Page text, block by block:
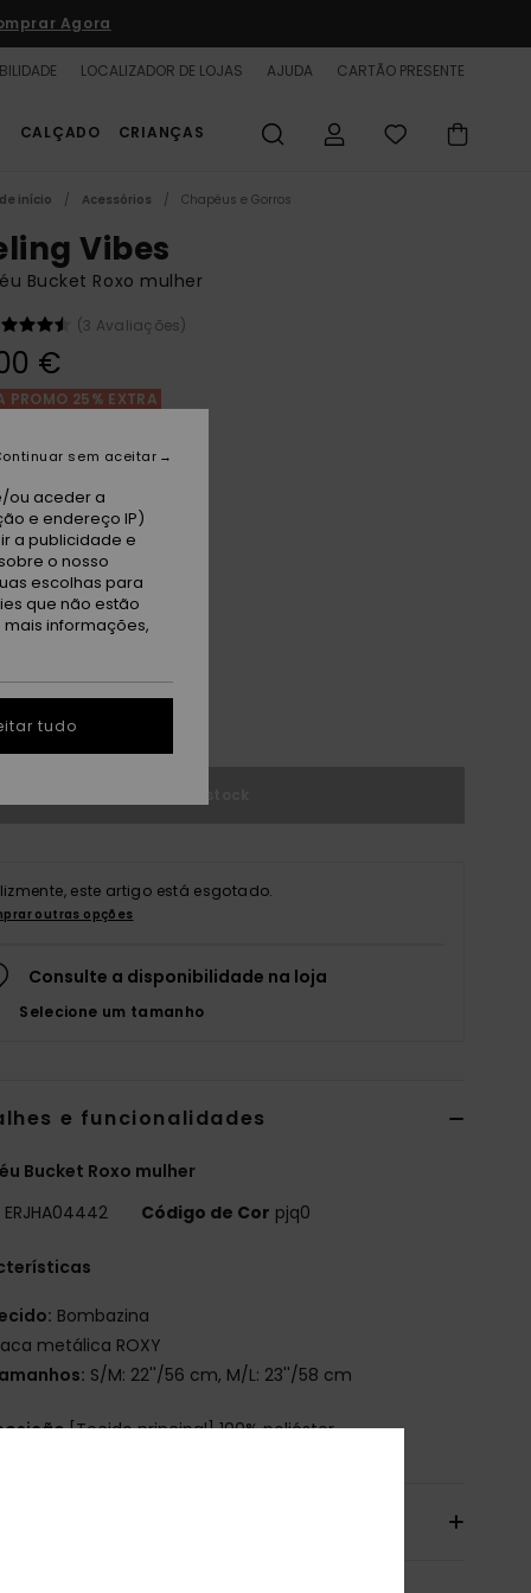
Agora
LOCALIZADOR DE LOJAS AJUDA CARTÃO PRESENTE
CALÇADO CRIANÇAS
início Acessórios Chapéus e Gorros
Vibes
Bucket Roxo mulher
(3 Avaliações)
€
PROMO 25% EXTRA
guia de tamanhos
este artigo está esgotado.
outras opções
Consulte a disponibilidade na loja
Selecione um tamanho
e funcionalidades
Bucket Roxo mulher
ERJHA04442 Código de Cor pjq0
Bombazina
metálica ROXY
S/M: 22''/56 cm, M/L: 23''/58 cm
[Tecido principal] 100% poliéster
ou aceder a
e endereço IP)
a publicidade e
o nosso
escolhas para
que não estão
informações,
sem aceitar
tudo